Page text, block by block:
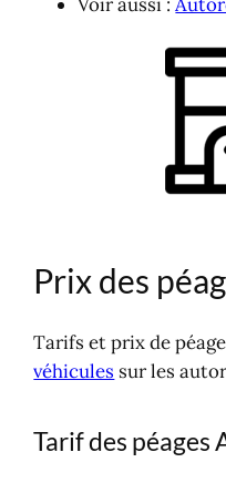
Voir aussi :
Prix des
Tarifs et prix de
véhicules sur les
Tarif des péages